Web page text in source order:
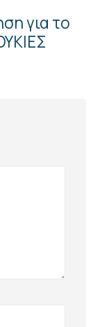
για το